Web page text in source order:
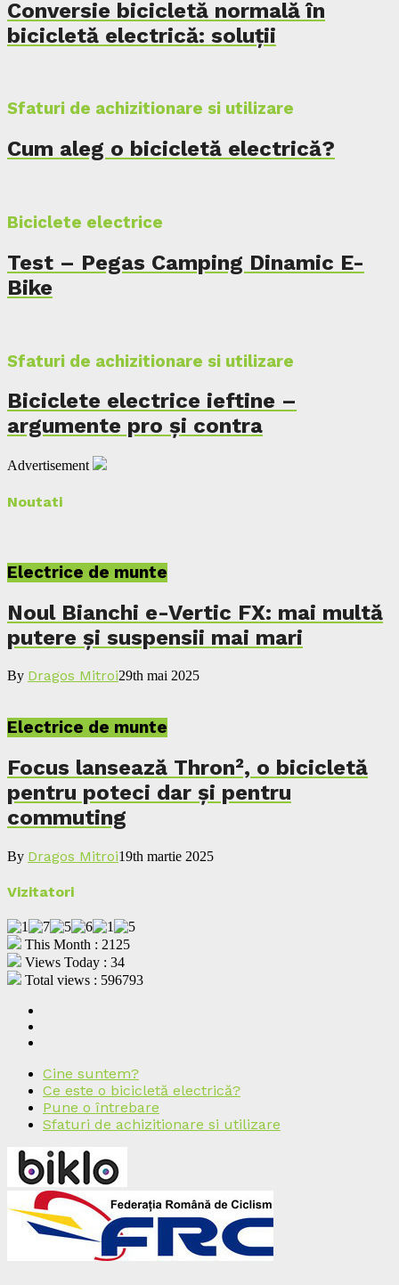
Conversie bicicletă normală în
bicicletă electrică: soluții
Sfaturi de achizitionare si utilizare
Cum aleg o bicicletă electrică?
Biciclete electrice
Test – Pegas Camping Dinamic E-
Bike
Sfaturi de achizitionare si utilizare
Biciclete electrice ieftine –
argumente pro și contra
Advertisement
Noutati
Electrice de munte
Noul Bianchi e-Vertic FX: mai multă
putere și suspensii mai mari
By Dragos Mitroi29th mai 2025
Electrice de munte
Focus lansează Thron², o bicicletă
pentru poteci dar și pentru
commuting
By Dragos Mitroi19th martie 2025
Vizitatori
This Month : 2125
Views Today : 34
Total views : 596793
Cine suntem?
Ce este o bicicletă electrică?
Pune o întrebare
Sfaturi de achizitionare si utilizare